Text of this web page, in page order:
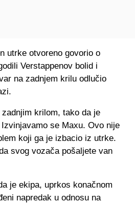
utrke otvoreno govorio o
Verstappenov bolid i
na zadnjem krilu odlučio
krilom, tako da je
se Maxu. Ovo nije
koji ga je izbacio iz utrke.
svog vozača pošaljete van
je ekipa, uprkos konačnom
napredak u odnosu na